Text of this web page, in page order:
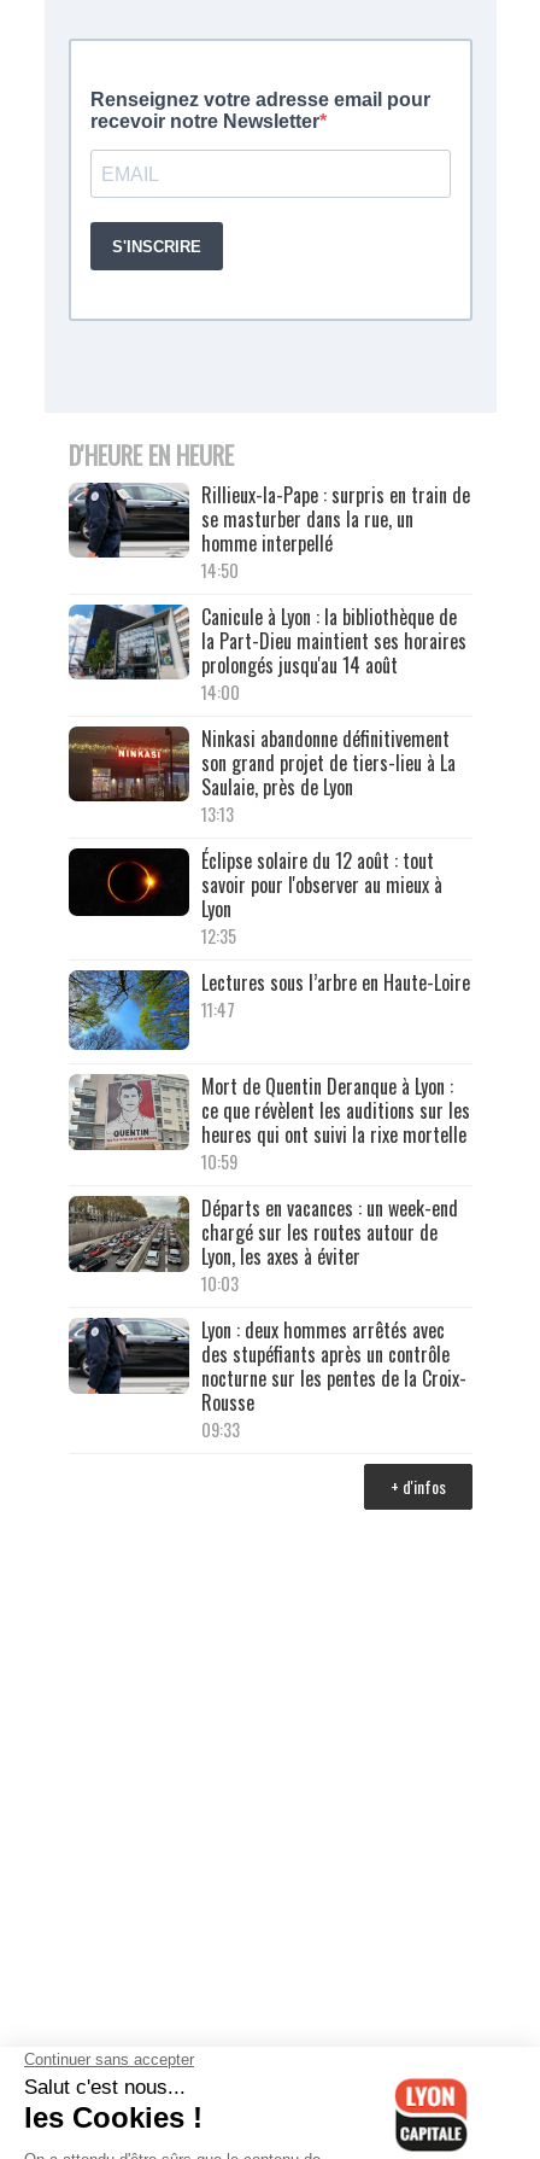
D'HEURE EN HEURE
Rillieux-la-Pape : surpris en train de
se masturber dans la rue, un
homme interpellé
14:50
Canicule à Lyon : la bibliothèque de
la Part-Dieu maintient ses horaires
prolongés jusqu'au 14 août
14:00
Ninkasi abandonne définitivement
son grand projet de tiers-lieu à La
Saulaie, près de Lyon
13:13
Éclipse solaire du 12 août : tout
savoir pour l'observer au mieux à
Lyon
12:35
Lectures sous l’arbre en Haute-Loire
11:47
Mort de Quentin Deranque à Lyon :
ce que révèlent les auditions sur les
heures qui ont suivi la rixe mortelle
10:59
Départs en vacances : un week-end
chargé sur les routes autour de
Lyon, les axes à éviter
10:03
Lyon : deux hommes arrêtés avec
des stupéfiants après un contrôle
nocturne sur les pentes de la Croix-
Rousse
09:33
+ d'infos